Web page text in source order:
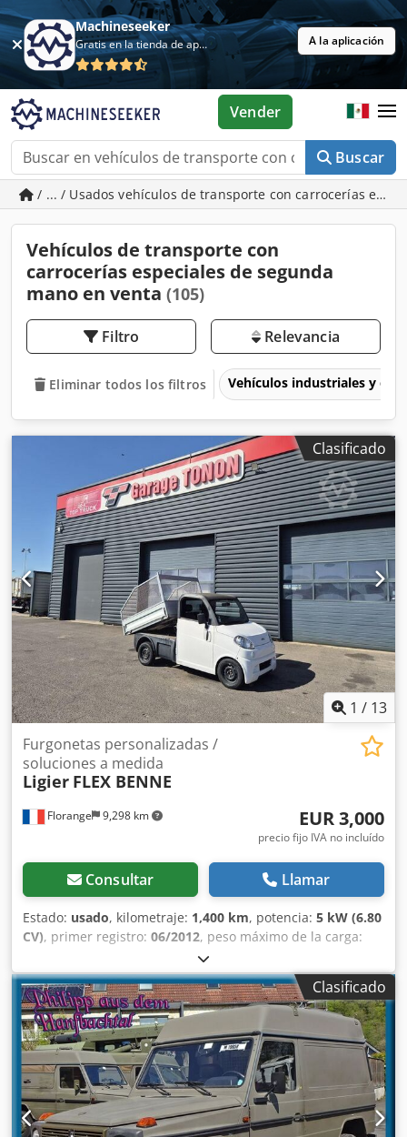
Machineseeker
Gratis en la tienda de aplicaciones A la aplicación
Buscar
Vender
/ ... / Usados vehículos de transporte con carrocerías
Vehículos de transporte con
carrocerías especiales de segunda
mano en venta (105)
Filtro Relevancia
Eliminar todos los filtros Vehículos industriales y
Clasificado
1 / 13
Florange 9,298 km
Furgonetas personalizadas /
soluciones a medida
Ligier FLEX BENNE
EUR 3,000
precio fijo IVA no incluído
Consultar Llamar
Estado: usado, kilometraje: 1,400 km, potencia: 5 kW (6.80
CV), primer registro: 06/2012, peso máximo de la carga:
electricidad
• Volquete eléctrica • Rejas protectoras Dkodpfx Aszr Aahob
Ssr • Enganche de bola • Radio • Elevalunas eléctricos •
Sensores de aparcamiento traseros • Discos y pastillas de
freno delanteros nuevos • 4 neumáticos nuevos
Clasificado